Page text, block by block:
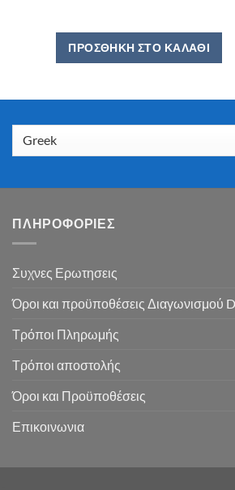
ΠΡΟΣΘΉΚΗ ΣΤΟ ΚΑΛΆΘΙ
ΠΛΗΡΟΦΟΡΙΕΣ
Συχνες Ερωτησεις
Όροι και προϋποθέσεις Διαγωνισμού
Τρόποι Πληρωμής
Τρόποι αποστολής
Όροι και Προϋποθέσεις
Επικοινωνια